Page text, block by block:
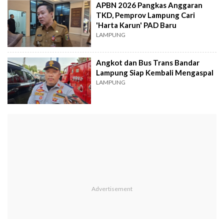
APBN 2026 Pangkas Anggaran
TKD, Pemprov Lampung Cari
'Harta Karun' PAD Baru
LAMPUNG
Angkot dan Bus Trans Bandar
Lampung Siap Kembali Mengaspal
LAMPUNG